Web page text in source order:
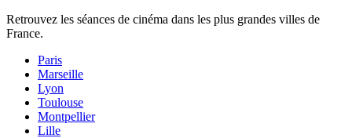
Retrouvez les séances de cinéma dans les plus grandes villes de
France.
Paris
Marseille
Lyon
Toulouse
Montpellier
Lille